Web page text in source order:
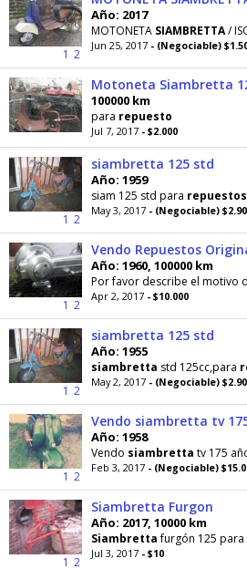
1 2
Año: 2017
MOTONETA SIAMBRETTA/
Jun 25, 2017 - (Negociable)
100000 km
para repuesto
Jul 7, 2017 - $2.000
1 2
siambretta 125 std
Año: 1959
siam 125 std para repuestos
May 3, 2017 - (Negociable)
1 2
Año: 1960, 100000 km
Por favor describe el motivo
Apr 2, 2017 - $10.000
1 2
siambretta 125 std
Año: 1955
siambretta std 125cc,para
May 2, 2017 - (Negociable)
1 2
Vendo siambretta tv
Año: 1958
Vendo siambretta tv 175
Feb 3, 2017 - (Negociable)
1 2
Siambretta Furgon
Año: 2017, 10000 km
Siambrettafurgón 125
Jul 3, 2017 - $10